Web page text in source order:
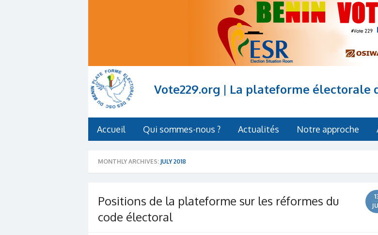
Vote229.org | La plateforme électorale
Accueil Qui sommes-nous ? Actualités Notre approche
MONTHLY ARCHIVES: JULY 2018
Positions de la plateforme sur les réformes du
code électoral